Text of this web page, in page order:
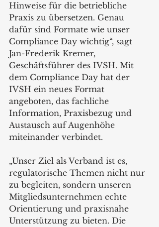
Hinweise für die betriebliche
Praxis zu übersetzen. Genau
dafür sind Formate wie unser
Compliance Day wichtig“, sagt
Jan-Frederik Kremer,
Geschäftsführer des IVSH. Mit
dem Compliance Day hat der
IVSH ein neues Format
angeboten, das fachliche
Information, Praxisbezug und
Austausch auf Augenhöhe
miteinander verbindet.
„Unser Ziel als Verband ist es,
regulatorische Themen nicht nur
zu begleiten, sondern unseren
Mitgliedsunternehmen echte
Orientierung und praxisnahe
Unterstützung zu bieten. Die